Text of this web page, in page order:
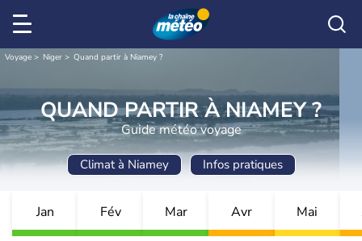
Voyage Niger Quand partir à Niamey ?
QUAND PARTIR À NIAMEY ?
Guide météo voyage
Climat à Niamey Infos pratiques
Jan Fév Mar Avr Mai